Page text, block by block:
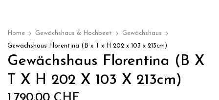
Home Gewächshaus & Hochbeet
Gewächshaus
Gewächshaus Florentina (B x T x H 202 x 103 x 213cm)
Gewächshaus Florentina (B X
T X H 202 X 103 X 213cm)